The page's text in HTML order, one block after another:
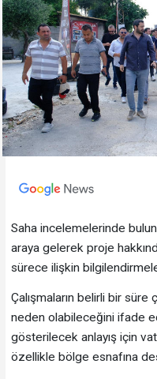
Saha incelemelerinde
araya gelerek proje
sürece ilişkin
Çalışmaların belirli bir süre
neden olabileceğini ifade
gösterilecek anlayış için
özellikle bölge esnafına